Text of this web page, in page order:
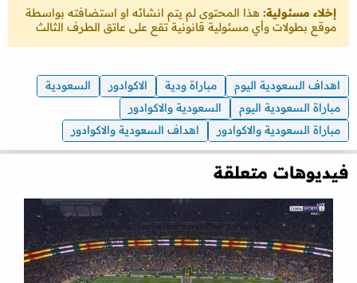
إخلاء مسئولية: هذا المحتوى لم يتم انشائه او استضافته بواسطة
موقع بطولات وأي مسئولية قانونية تقع على عاتق الطرف الثالث
اهداف السعودية اليوم مباراة ودية الاكوادور
السعودية
مباراة السعودية اليوم
السعودية والاكوادور
مباراة السعودية والاكوادور
اهداف السعودية والاكوادور
فيديوهات متعلقة